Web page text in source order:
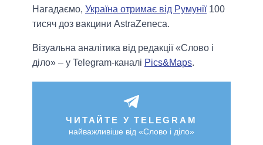
Нагадаємо, Україна отримає від Румунії100
тисяч доз вакцини AstraZeneca.
Візуальна аналітика від редакції «Слово і
діло» – у Telegram-каналі Pics&Maps.
ЧИТАЙТЕ У TELEGRAM
найважливіше від «Слово і діло»